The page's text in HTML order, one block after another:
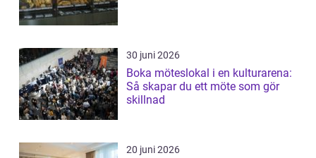
30 juni 2026
Boka möteslokal i en kulturarena:
Så skapar du ett möte som gör
skillnad
20 juni 2026